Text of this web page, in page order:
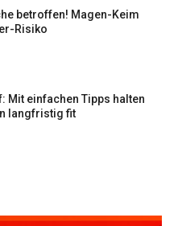
betroffen! Magen-Keim
Risiko
Mit einfachen Tipps halten
langfristig fit